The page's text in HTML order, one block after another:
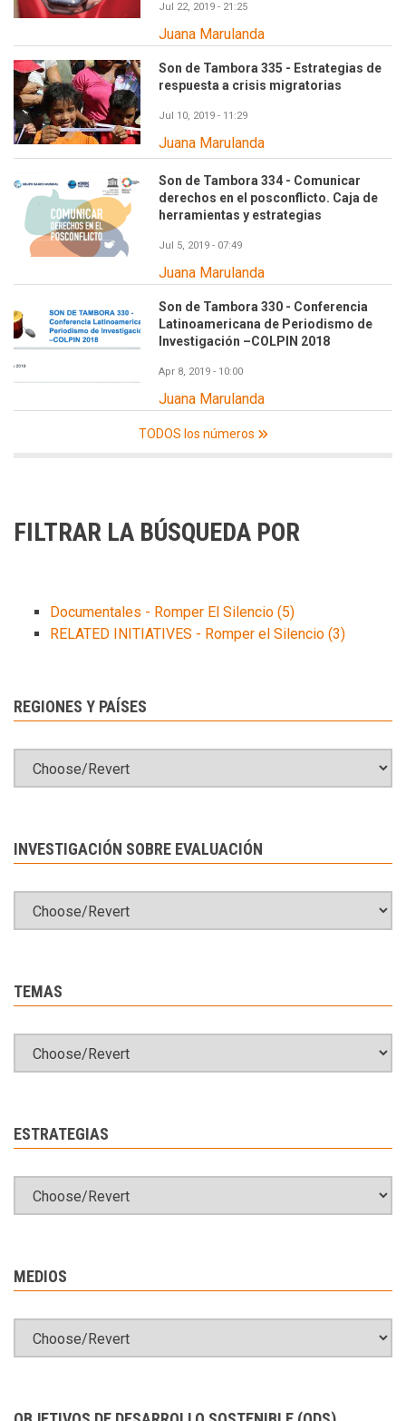
Jul 22, 2019 - 21:25
Juana Marulanda
Son de Tambora 335 - Estrategias de
respuesta a crisis migratorias
Jul 10, 2019 - 11:29
Juana Marulanda
Son de Tambora 334 - Comunicar
derechos en el posconflicto. Caja de
herramientas y estrategias
Jul 5, 2019 - 07:49
Juana Marulanda
Son de Tambora 330 - Conferencia
Latinoamericana de Periodismo de
Investigación –COLPIN 2018
Apr 8, 2019 - 10:00
Juana Marulanda
TODOS los números
FILTRAR LA BÚSQUEDA POR
Documentales - Romper El Silencio (5)
RELATED INITIATIVES - Romper el Silencio (3)
REGIONES Y PAÍSES
INVESTIGACIÓN SOBRE EVALUACIÓN
TEMAS
ESTRATEGIAS
MEDIOS